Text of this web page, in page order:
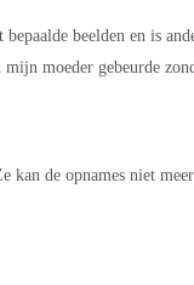
beelden en is
moeder gebeurde
kan de opnames niet